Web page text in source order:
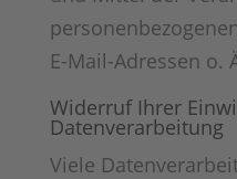
E-Mail-Adressen o.
Widerruf Ihrer
Datenverarbeitung
Viele